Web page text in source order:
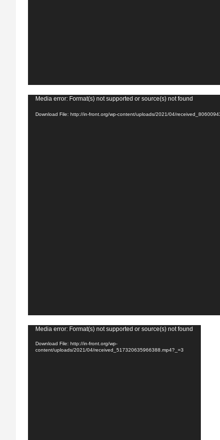
Video
Media error: Format(s) not supported or source(s) not found
Download File: http://in-front.org/wp-content/uploads/2021/04/
Video
Media error: Format(s) not supported or source(s) not found
Download File: http://in-front.org/wp-
content/uploads/2021/04/received_517320635966388.mp4?_=3